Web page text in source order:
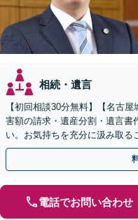
相続・遺言
【初回相談30分無料】【名古
害額の請求・遺産分割・遺言書
い。お気持ちを充分に汲み取る
らゆる可能性を把握することで
電話でお問い合わせ